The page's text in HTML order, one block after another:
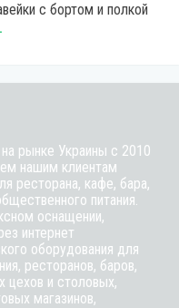
с бортом и полкой
рынке Украины с 2010
нашим клиентам
ресторана, кафе, бара,
питания.
оснащении,
интернет
оборудования для
ресторанов, баров,
цехов и столовых,
магазинов,